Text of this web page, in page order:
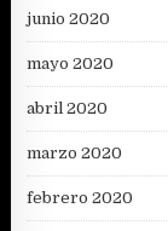
junio 2020
mayo 2020
abril 2020
marzo 2020
febrero 2020